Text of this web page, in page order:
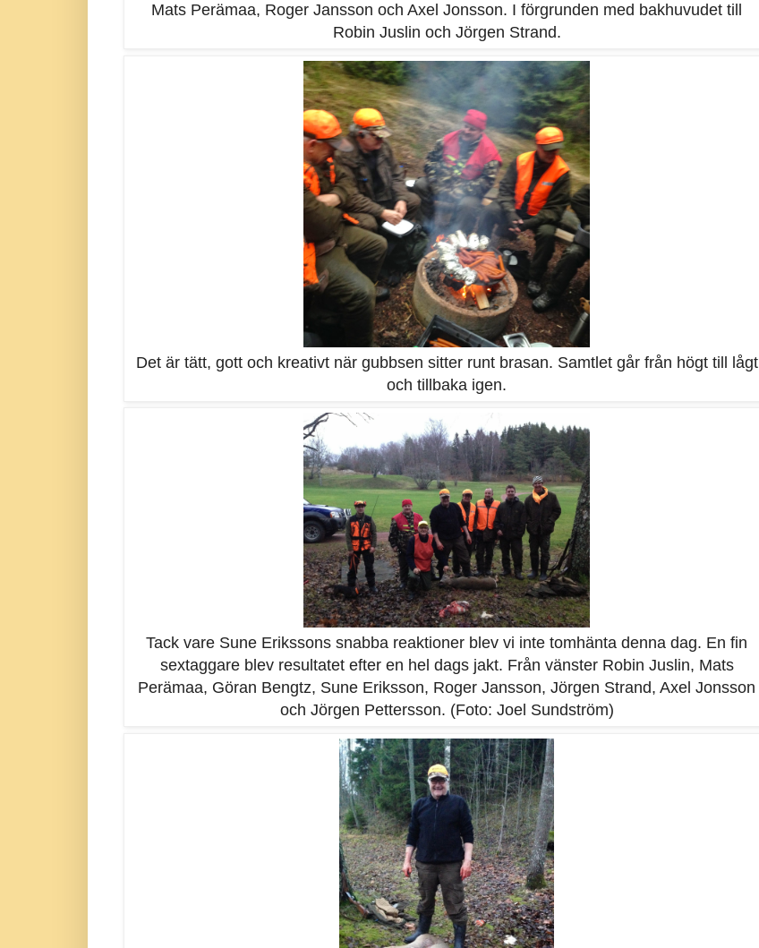
Mats Perämaa, Roger Jansson och Axel Jonsson. I förgrunden med bakhuvudet till
Robin Juslin och Jörgen Strand.
Det är tätt, gott och kreativt när gubbsen sitter runt brasan. Samtlet går från högt till lågt
och tillbaka igen.
Tack vare Sune Erikssons snabba reaktioner blev vi inte tomhänta denna dag. En fin
sextaggare blev resultatet efter en hel dags jakt. Från vänster Robin Juslin, Mats
Perämaa, Göran Bengtz, Sune Eriksson, Roger Jansson, Jörgen Strand, Axel Jonsson
och Jörgen Pettersson. (Foto: Joel Sundström)